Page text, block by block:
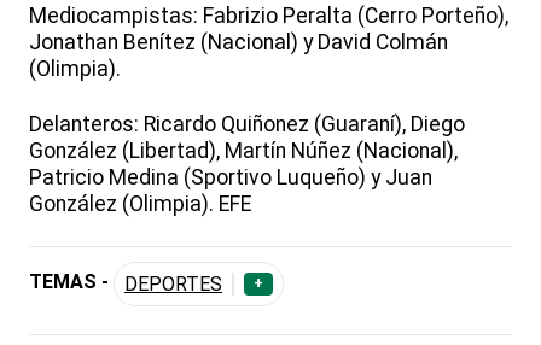
Mediocampistas: Fabrizio Peralta (Cerro Porteño),
Jonathan Benítez (Nacional) y David Colmán
(Olimpia).
Delanteros: Ricardo Quiñonez (Guaraní), Diego
González (Libertad), Martín Núñez (Nacional),
Patricio Medina (Sportivo Luqueño) y Juan
González (Olimpia). EFE
TEMAS - DEPORTES +